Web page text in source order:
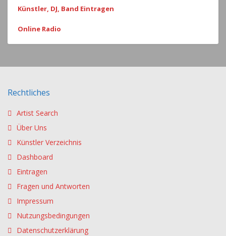
Künstler, DJ, Band Eintragen
Online Radio
Rechtliches
Artist Search
Über Uns
Künstler Verzeichnis
Dashboard
Eintragen
Fragen und Antworten
Impressum
Nutzungsbedingungen
Datenschutzerklärung